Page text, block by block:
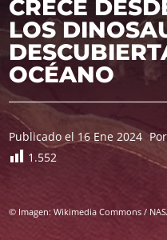
CRECE
LOS
OCÉANO
Publicado el 16 Ene 2024 Por
1.552
© Imagen: Wikimedia Commons /